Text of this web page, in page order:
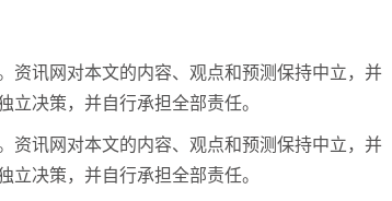
资讯网对本文的内容、观点和预测保持中立，并
决策，并自行承担全部责任。
资讯网对本文的内容、观点和预测保持中立，并
决策，并自行承担全部责任。